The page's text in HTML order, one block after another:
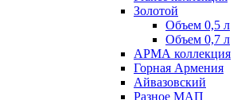
Золотой
Объем 0,5 л
Объем 0,7 л
АРМА коллекция
Горная Армения
Айвазовский
Разное МАП